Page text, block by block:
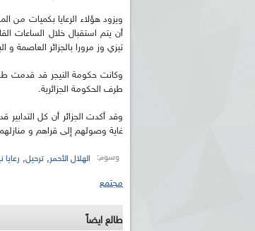
ويزود هؤلاء الرعايا بكميات
تيزي وز مرورا بالجزائر العاصمة و البليدة و تيبازة على متن
وكانت حكومة النيجر قد قدمت
طرف الحكومة الجزائرية.
وقد أكدت الجزائر أن كل التدابير
غاية وصولهم إلى قراهم و
وسوم: الهلال الأحمر, ترحيل, رعايا
مجتمع
طالع ايضاً